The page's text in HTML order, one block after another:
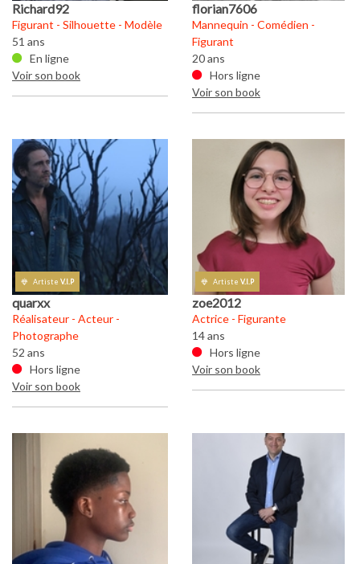
Richard92
Figurant - Silhouette - Modèle
51 ans
En ligne
Voir son book
florian7606
Mannequin - Comédien -
Figurant
20 ans
Hors ligne
Voir son book
Artiste V.I.P
quarxx
Réalisateur - Acteur -
Photographe
52 ans
Hors ligne
Voir son book
Artiste V.I.P
zoe2012
Actrice - Figurante
14 ans
Hors ligne
Voir son book